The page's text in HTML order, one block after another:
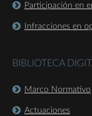
Participación en
Infracciones en
BIBLIOTECA
Marco Normativo
Actuaciones